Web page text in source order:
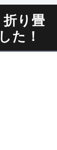
り畳
た！